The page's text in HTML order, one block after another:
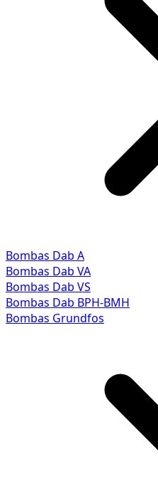
Bombas Dab A
Bombas Dab VA
Bombas Dab VS
Bombas Dab BPH-BMH
Bombas Grundfos